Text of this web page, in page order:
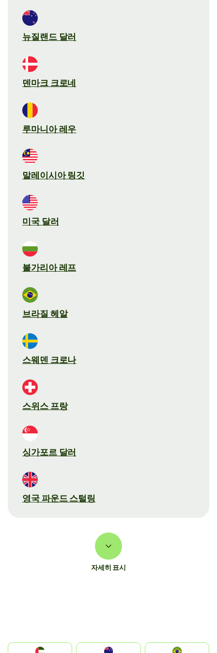
뉴질랜드 달러
덴마크 크로네
루마니아 레우
말레이시아 링깃
미국 달러
불가리아 레프
브라질 헤알
스웨덴 크로나
스위스 프랑
싱가포르 달러
영국 파운드 스털링
자세히 표시